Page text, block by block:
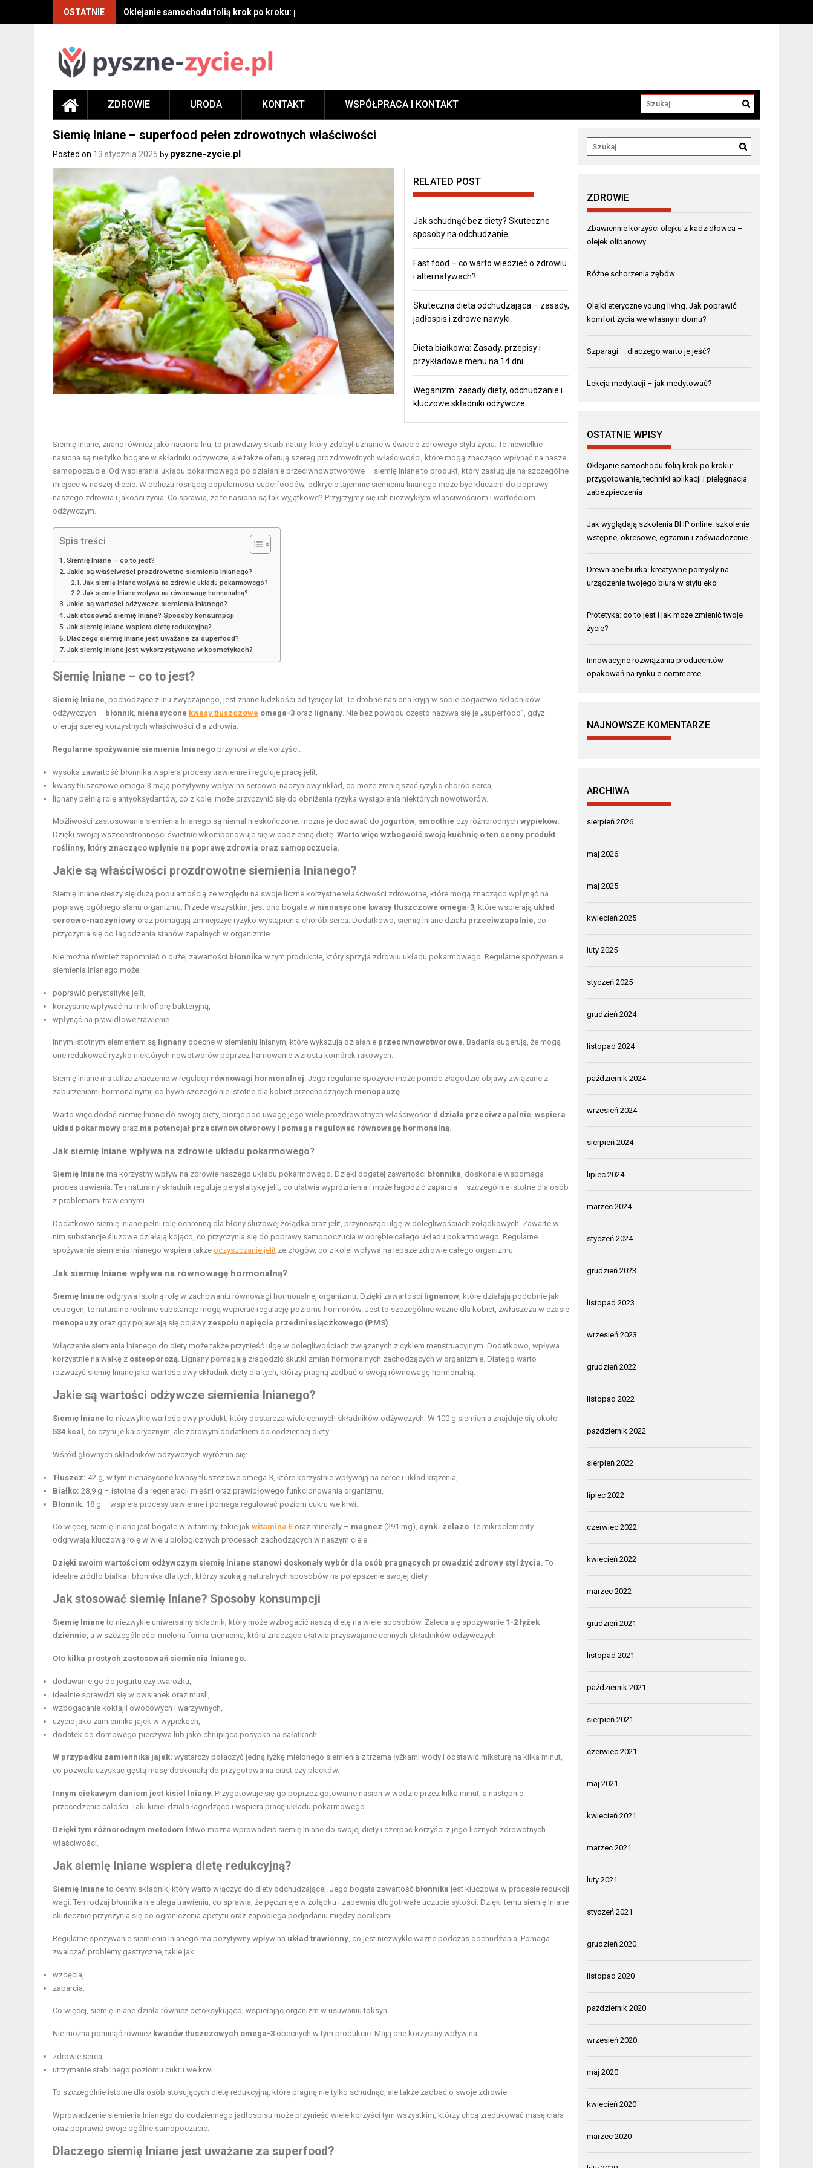
OSTATNIE Oklejanie samochodu folią krok po kroku: przygotowanie, techniki aplikacji i pielęgnacja zabezpieczenia
ZDROWIE URODA KONTAKT WSPÓŁPRACA I KONTAKT
Siemię lniane – superfood pełen zdrowotnych właściwości
Posted on 13 stycznia 2025 by pyszne-zycie.pl
RELATED POST
Jak schudnąć bez diety? Skuteczne
sposoby na odchudzanie
Fast food – co warto wiedzieć o zdrowiu
i alternatywach?
Skuteczna dieta odchudzająca – zasady,
jadłospis i zdrowe nawyki
Dieta białkowa: Zasady, przepisy i
przykładowe menu na 14 dni
Weganizm: zasady diety, odchudzanie i
kluczowe składniki odżywcze
Siemię lniane, znane również jako nasiona lnu, to prawdziwy skarb natury, który zdobył uznanie w świecie zdrowego stylu życia. Te niewielkie
nasiona są nie tylko bogate w składniki odżywcze, ale także oferują szereg prozdrowotnych właściwości, które mogą znacząco wpłynąć na nasze
samopoczucie. Od wspierania układu pokarmowego po działanie przeciwnowotworowe – siemię lniane to produkt, który zasługuje na szczególne
miejsce w naszej diecie. W obliczu rosnącej popularności superfoodów, odkrycie tajemnic siemienia lnianego może być kluczem do poprawy
naszego zdrowia i jakości życia. Co sprawia, że te nasiona są tak wyjątkowe? Przyjrzyjmy się ich niezwykłym właściwościom i wartościom
odżywczym.
Spis treści
Siemię lniane – co to jest?
Jakie są właściwości prozdrowotne siemienia lnianego?
Jak siemię lniane wpływa na zdrowie układu pokarmowego?
Jak siemię lniane wpływa na równowagę hormonalną?
Jakie są wartości odżywcze siemienia lnianego?
Jak stosować siemię lniane? Sposoby konsumpcji
Jak siemię lniane wspiera dietę redukcyjną?
Dlaczego siemię lniane jest uważane za superfood?
Jak siemię lniane jest wykorzystywane w kosmetykach?
Siemię lniane – co to jest?
Siemię lniane , pochodzące z lnu zwyczajnego, jest znane ludzkości od tysięcy lat. Te drobne nasiona kryją w sobie bogactwo składników
odżywczych – błonnik nienasycone kwasy tłuszczowe omega-3 oraz lignany . Nie bez powodu często nazywa się je „superfood”, gdyż
oferują szereg korzystnych właściwości dla zdrowia.
Regularne spożywanie siemienia lnianego przynosi wiele korzyści:
wysoka zawartość błonnika wspiera procesy trawienne i reguluje pracę jelit,
kwasy tłuszczowe omega-3 mają pozytywny wpływ na sercowo-naczyniowy układ, co może zmniejszać ryzyko chorób serca,
lignany pełnią rolę antyoksydantów, co z kolei może przyczynić się do obniżenia ryzyka wystąpienia niektórych nowotworów.
Możliwości zastosowania siemienia lnianego są niemal nieskończone: można je dodawać do jogurtów smoothie czy różnorodnych wypieków
Dzięki swojej wszechstronności świetnie wkomponowuje się w codzienną dietę. Warto więc wzbogacić swoją kuchnię o ten cenny produkt
roślinny, który znacząco wpłynie na poprawę zdrowia oraz samopoczucia.
Jakie są właściwości prozdrowotne siemienia lnianego?
Siemię lniane cieszy się dużą popularnością ze względu na swoje liczne korzystne właściwości zdrowotne, które mogą znacząco wpłynąć na
poprawę ogólnego stanu organizmu. Przede wszystkim, jest ono bogate w nienasycone kwasy tłuszczowe omega-3 , które wspierają układ
sercowo-naczyniowy oraz pomagają zmniejszyć ryzyko wystąpienia chorób serca. Dodatkowo, siemię lniane działa przeciwzapalnie , co
przyczynia się do łagodzenia stanów zapalnych w organizmie.
Nie można również zapomnieć o dużej zawartości błonnika w tym produkcie, który sprzyja zdrowiu układu pokarmowego. Regularne spożywanie
siemienia lnianego może:
poprawić perystaltykę jelit,
korzystnie wpływać na mikroflorę bakteryjną,
wpłynąć na prawidłowe trawienie.
Innym istotnym elementem są lignany obecne w siemieniu lnianym, które wykazują działanie przeciwnowotworowe . Badania sugerują, że mogą
one redukować ryzyko niektórych nowotworów poprzez hamowanie wzrostu komórek rakowych.
Siemię lniane ma także znaczenie w regulacji równowagi hormonalnej . Jego regularne spożycie może pomóc złagodzić objawy związane z
zaburzeniami hormonalnymi, co bywa szczególnie istotne dla kobiet przechodzących menopauzę
Warto więc dodać siemię lniane do swojej diety, biorąc pod uwagę jego wiele prozdrowotnych właściwości: d działa przeciwzapalnie wspiera
układ pokarmowy oraz ma potencjał przeciwnowotworowy i pomaga regulować równowagę hormonalną
Jak siemię lniane wpływa na zdrowie układu pokarmowego?
Siemię lniane ma korzystny wpływ na zdrowie naszego układu pokarmowego. Dzięki bogatej zawartości błonnika , doskonale wspomaga
proces trawienia. Ten naturalny składnik reguluje perystaltykę jelit, co ułatwia wypróżnienia i może łagodzić zaparcia – szczególnie istotne dla osób
z problemami trawiennymi.
Dodatkowo siemię lniane pełni rolę ochronną dla błony śluzowej żołądka oraz jelit, przynosząc ulgę w dolegliwościach żołądkowych. Zawarte w
nim substancje śluzowe działają kojąco, co przyczynia się do poprawy samopoczucia w obrębie całego układu pokarmowego. Regularne
spożywanie siemienia lnianego wspiera także oczyszczanie jelit ze złogów, co z kolei wpływa na lepsze zdrowie całego organizmu.
Jak siemię lniane wpływa na równowagę hormonalną?
Siemię lniane odgrywa istotną rolę w zachowaniu równowagi hormonalnej organizmu. Dzięki zawartości lignanów , które działają podobnie jak
estrogen, te naturalne roślinne substancje mogą wspierać regulację poziomu hormonów. Jest to szczególnie ważne dla kobiet, zwłaszcza w czasie
menopauzy oraz gdy pojawiają się objawy zespołu napięcia przedmiesiączkowego (PMS)
Włączenie siemienia lnianego do diety może także przynieść ulgę w dolegliwościach związanych z cyklem menstruacyjnym. Dodatkowo, wpływa
korzystnie na walkę z osteoporozą . Lignany pomagają złagodzić skutki zmian hormonalnych zachodzących w organizmie. Dlatego warto
rozważyć siemię lniane jako wartościowy składnik diety dla tych, którzy pragną zadbać o swoją równowagę hormonalną.
Jakie są wartości odżywcze siemienia lnianego?
Siemię lniane to niezwykle wartościowy produkt, który dostarcza wiele cennych składników odżywczych. W 100 g siemienia znajduje się około
534 kcal , co czyni je kalorycznym, ale zdrowym dodatkiem do codziennej diety.
Wśród głównych składników odżywczych wyróżnia się:
Tłuszcz: 42 g, w tym nienasycone kwasy tłuszczowe omega-3, które korzystnie wpływają na serce i układ krążenia,
Białko: 28,9 g – istotne dla regeneracji mięśni oraz prawidłowego funkcjonowania organizmu,
Błonnik: 18 g – wspiera procesy trawienne i pomaga regulować poziom cukru we krwi.
Co więcej, siemię lniane jest bogate w witaminy, takie jak witamina E oraz minerały – magnez (291 mg), cynk i żelazo . Te mikroelementy
odgrywają kluczową rolę w wielu biologicznych procesach zachodzących w naszym ciele.
Dzięki swoim wartościom odżywczym siemię lniane stanowi doskonały wybór dla osób pragnących prowadzić zdrowy styl życia. To
idealne źródło białka i błonnika dla tych, którzy szukają naturalnych sposobów na polepszenie swojej diety.
Jak stosować siemię lniane? Sposoby konsumpcji
Siemię lniane to niezwykle uniwersalny składnik, który może wzbogacić naszą dietę na wiele sposobów. Zaleca się spożywanie 1-2 łyżek
dziennie , a w szczególności mielona forma siemienia, która znacząco ułatwia przyswajanie cennych składników odżywczych.
Oto kilka prostych zastosowań siemienia lnianego:
dodawanie go do jogurtu czy twarożku,
idealnie sprawdzi się w owsianek oraz musli,
wzbogacanie koktajli owocowych i warzywnych,
użycie jako zamiennika jajek w wypiekach,
dodatek do domowego pieczywa lub jako chrupiąca posypka na sałatkach.
W przypadku zamiennika jajek: wystarczy połączyć jedną łyżkę mielonego siemienia z trzema łyżkami wody i odstawić miksturę na kilka minut,
co pozwala uzyskać gęstą masę doskonałą do przygotowania ciast czy placków.
Innym ciekawym daniem jest kisiel lniany. Przygotowuje się go poprzez gotowanie nasion w wodzie przez kilka minut, a następnie
przecedzenie całości. Taki kisiel działa łagodząco i wspiera pracę układu pokarmowego.
Dzięki tym różnorodnym metodom łatwo można wprowadzić siemię lniane do swojej diety i czerpać korzyści z jego licznych zdrowotnych
właściwości.
Jak siemię lniane wspiera dietę redukcyjną?
Siemię lniane to cenny składnik, który warto włączyć do diety odchudzającej. Jego bogata zawartość błonnika jest kluczowa w procesie redukcji
wagi. Ten rodzaj błonnika nie ulega trawieniu, co sprawia, że pęcznieje w żołądku i zapewnia długotrwałe uczucie sytości. Dzięki temu siemię lniane
skutecznie przyczynia się do ograniczenia apetytu oraz zapobiega podjadaniu między posiłkami.
Regularne spożywanie siemienia lnianego ma pozytywny wpływ na układ trawienny , co jest niezwykle ważne podczas odchudzania. Pomaga
zwalczać problemy gastryczne, takie jak:
wzdęcia,
zaparcia.
Co więcej, siemię lniane działa również detoksykująco, wspierając organizm w usuwaniu toksyn.
Nie można pominąć również kwasów tłuszczowych omega-3 obecnych w tym produkcie. Mają one korzystny wpływ na:
zdrowie serca,
utrzymanie stabilnego poziomu cukru we krwi.
To szczególnie istotne dla osób stosujących dietę redukcyjną, które pragną nie tylko schudnąć, ale także zadbać o swoje zdrowie.
Wprowadzenie siemienia lnianego do codziennego jadłospisu może przynieść wiele korzyści tym wszystkim, którzy chcą zredukować masę ciała
oraz poprawić swoje ogólne samopoczucie.
Dlaczego siemię lniane jest uważane za superfood?
ZDROWIE
Zbawiennie korzyści olejku z kadzidłowca –
olejek olibanowy
Różne schorzenia zębów
Olejki eteryczne young living. Jak poprawić
komfort życia we własnym domu?
Szparagi – dlaczego warto je jeść?
Lekcja medytacji – jak medytować?
OSTATNIE WPISY
Oklejanie samochodu folią krok po kroku:
przygotowanie, techniki aplikacji i pielęgnacja
zabezpieczenia
Jak wyglądają szkolenia BHP online: szkolenie
wstępne, okresowe, egzamin i zaświadczenie
Drewniane biurka: kreatywne pomysły na
urządzenie twojego biura w stylu eko
Protetyka: co to jest i jak może zmienić twoje
życie?
Innowacyjne rozwiązania producentów
opakowań na rynku e-commerce
NAJNOWSZE KOMENTARZE
ARCHIWA
sierpień 2026
maj 2026
maj 2025
kwiecień 2025
luty 2025
styczeń 2025
grudzień 2024
listopad 2024
październik 2024
wrzesień 2024
sierpień 2024
lipiec 2024
marzec 2024
styczeń 2024
grudzień 2023
listopad 2023
wrzesień 2023
grudzień 2022
listopad 2022
październik 2022
sierpień 2022
lipiec 2022
czerwiec 2022
kwiecień 2022
marzec 2022
grudzień 2021
listopad 2021
październik 2021
sierpień 2021
czerwiec 2021
maj 2021
kwiecień 2021
marzec 2021
luty 2021
styczeń 2021
grudzień 2020
listopad 2020
październik 2020
wrzesień 2020
maj 2020
kwiecień 2020
marzec 2020